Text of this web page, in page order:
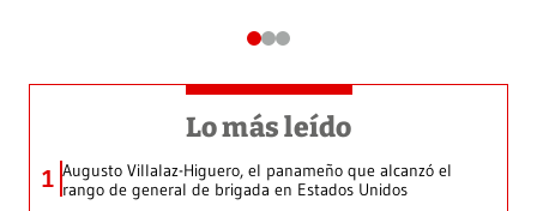
Lo más leído
1 Augusto Villalaz-Higuero, el panameño que alcanzó el
rango de general de brigada en Estados Unidos